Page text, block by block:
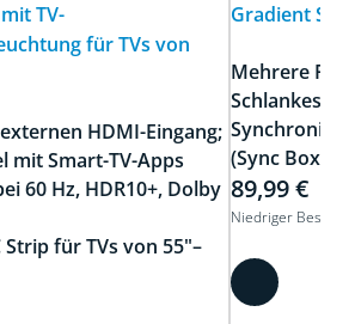
TV-
für TVs von
HDMI-Eingang;
mit Smart-TV-Apps
60 Hz, HDR10+, Dolby
Strip für TVs von 55"–
Gradient
Mehrere
Schlankes
(Sync Box
89,99 €
Niedriger Bestand